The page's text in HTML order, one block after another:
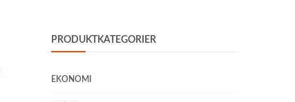
PRODUKTKATEGORIER
EKONOMI